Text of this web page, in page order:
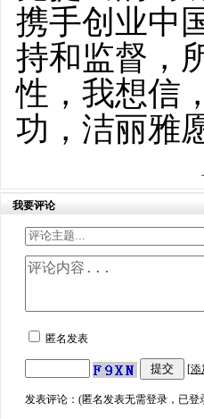
携手创业中
持和监督，
性，我想信
功，洁丽雅
我要评论
匿名发表
[添
发表评论：(匿名发表无需登录，已登